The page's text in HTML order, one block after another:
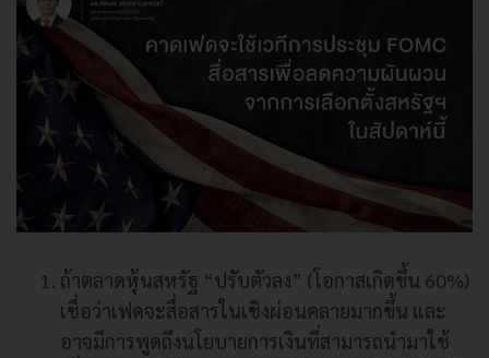
ถ้าตลาดหุ้นสหรัฐ “ปรับตัวลง” (โอกาสเกิดขึ้น 60%)
เชื่อว่าเฟดจะสื่อสารในเชิงผ่อนคลายมากขึ้น และ
อาจมีการพูดถึงนโยบายการเงินที่สามารถนำมาใช้